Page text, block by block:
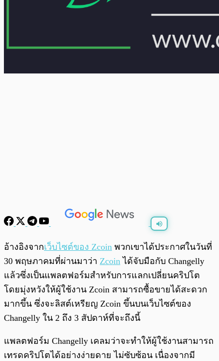
พร้อมเล่น 0:00
อ้างอิงจากเว็บไซต์ของ Zcoin พวกเขาได้ประกาศในวันที่
30 พฤษภาคมที่ผ่านมาว่า Zcoin ได้จับมือกับ Changelly
แล้วซึ่งเป็นแพลตฟอร์มสำหรับการแลกเปลี่ยนคริปโต
โดยมุ่งหวังให้ผู้ใช้งาน Zcoin สามารถซื้อขายได้สะดวก
มากขึ้น ซึ่งจะลิสต์เหรียญ Zcoin ขึ้นบนเว็บไซต์ของ
Changelly ใน 2 ถึง 3 สัปดาห์ที่จะถึงนี้
แพลตฟอร์ม Changelly เคลมว่าจะทำให้ผู้ใช้งานสามารถ
เทรดคริปโตได้อย่างง่ายดาย ไม่ซับซ้อน เนื่องจากมี